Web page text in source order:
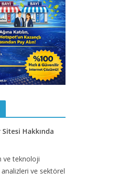
Hakkında
ve teknoloji
ve sektörel